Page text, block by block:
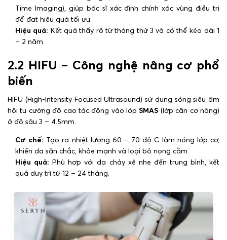
Time Imaging), giúp bác sĩ xác định chính xác vùng điều trị
để đạt hiệu quả tối ưu.
Hiệu quả: Kết quả thấy rõ từ tháng thứ 3 và có thể kéo dài 1
– 2 năm.
2.2 HIFU – Công nghệ nâng cơ phổ
biến
HIFU (High-Intensity Focused Ultrasound) sử dụng sóng siêu âm
hội tụ cường độ cao tác động vào lớpSMAS (lớp cân cơ nông)
ở độ sâu 3 – 4.5mm.
Cơ chế: Tạo ra nhiệt lượng 60 – 70 độ C làm nóng lớp cơ,
khiến da săn chắc, khỏe mạnh và loại bỏ nọng cằm.
Hiệu quả: Phù hợp với da chảy xệ nhẹ đến trung bình, kết
quả duy trì từ 12 – 24 tháng.